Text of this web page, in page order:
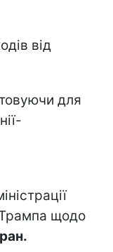
від
для
щодо